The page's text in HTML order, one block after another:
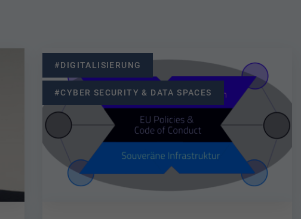
#DIGITALISIERUNG
#CYBER SECURITY & DATA SPACES